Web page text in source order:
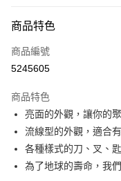
信用卡一次付款
超商取貨付款
街口支付
悠遊付
AFTEE先享後付
商品特色
商品編號
5245605
商品特色
亮面的外觀，讓你的
流線型的外觀，適合
各種樣式的刀、叉、
為了地球的壽命，我